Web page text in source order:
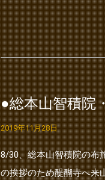
●総本山智積院
2019年11月28日
8/30、総本山智積院の布
の挨拶のため醍醐寺へ来